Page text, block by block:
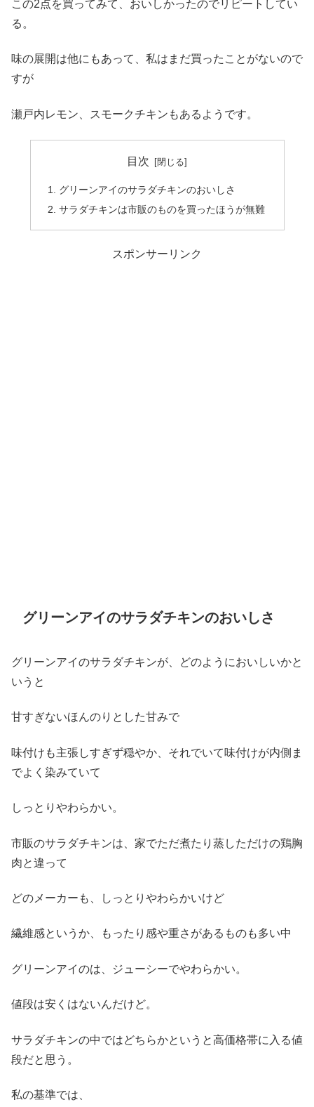
この2点を買ってみて、おいしかったのでリピートしてい
る。
味の展開は他にもあって、私はまだ買ったことがないので
すが
瀬戸内レモン、スモークチキンもあるようです。
目次
グリーンアイのサラダチキンのおいしさ
サラダチキンは市販のものを買ったほうが無難
スポンサーリンク
グリーンアイのサラダチキンのおいしさ
グリーンアイのサラダチキンが、どのようにおいしいかと
いうと
甘すぎないほんのりとした甘みで
味付けも主張しすぎず穏やか、それでいて味付けが内側ま
でよく染みていて
しっとりやわらかい。
市販のサラダチキンは、家でただ煮たり蒸しただけの鶏胸
肉と違って
どのメーカーも、しっとりやわらかいけど
繊維感というか、もったり感や重さがあるものも多い中
グリーンアイのは、ジューシーでやわらかい。
値段は安くはないんだけど。
サラダチキンの中ではどちらかというと高価格帯に入る値
段だと思う。
私の基準では、